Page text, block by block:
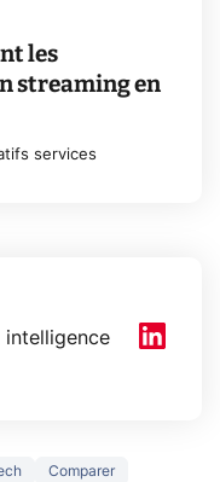
les
streaming en
services
intelligence
Comparer